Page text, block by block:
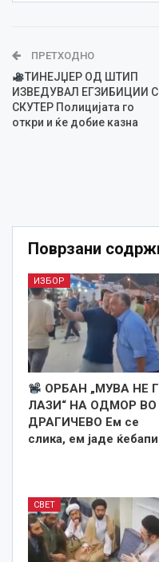
ПРЕТХОДНО
ТИНЕЈЏЕР ОД ШТИП
ИЗВЕДУВАЛ ЕГЗИБИЦИИ
СКУТЕР Полицијата го
откри и ќе добие казна
Поврзани
ИЗБОР
ОРБАН „МУВА НЕ
ЛАЗИ“ НА ОДМОР ВО
ДРАГИЧЕВО Ем се
слика, ем јаде ќебапи
СВЕТ